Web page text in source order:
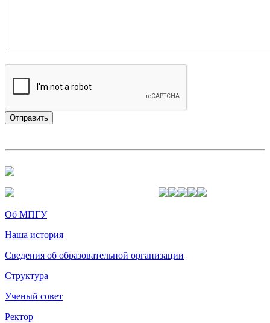
Об МПГУ
Наша история
Сведения об образовательной организации
Структура
Ученый совет
Ректор